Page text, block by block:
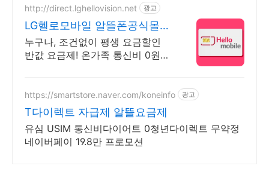
http://direct.lghellovision.net 광고
LG헬로모바일 알뜰폰공식몰
편의점 유심, 이심 즉시개통
누구나, 조건없이 평생 요금할인
반값 요금제! 온가족 통신비 0원
https://smartstore.naver.com/koneinfo 광고
T다이렉트 자급제 알뜰요금제
유심 USIM 통신비다이어트 0청년다이렉트 무약정
네이버페이 19.8만 프로모션